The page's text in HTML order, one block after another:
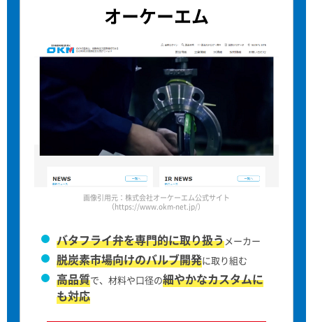
オーケーエム
画像引用元：株式会社オーケーエム公式サイト
（https://www.okm-net.jp/）
バタフライ弁を専門的に取り扱うメーカー
脱炭素市場向けのバルブ開発に取り組む
高品質で、材料や口径の細やかなカスタムに
も対応